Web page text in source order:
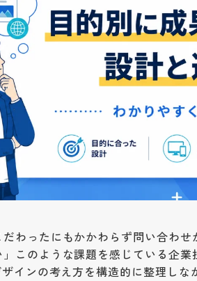
だわったにもかかわらず問い合わ
このような課題を感じている企
インの考え方を構造的に整理しな